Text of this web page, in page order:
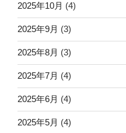
2025年10月 (4)
2025年9月 (3)
2025年8月 (3)
2025年7月 (4)
2025年6月 (4)
2025年5月 (4)